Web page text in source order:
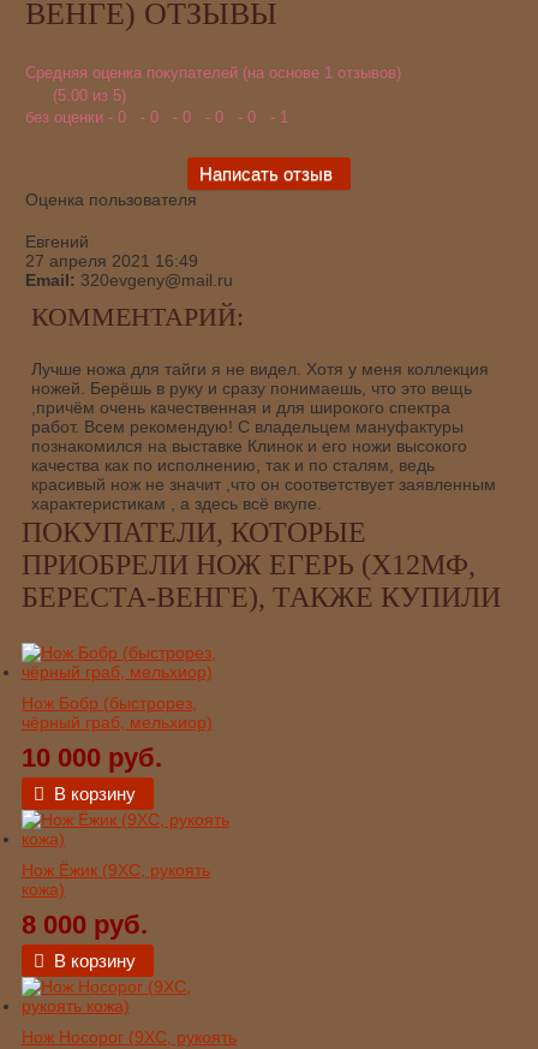
ВЕНГЕ) ОТЗЫВЫ
Средняя оценка покупателей (на основе 1 отзывов)
(5.00 из 5)
без оценки - 0 - 0 - 0 - 0 - 0 - 1
Оценка пользователя
Евгений
27 апреля 2021 16:49
Email: 320evgeny@mail.ru
КОММЕНТАРИЙ:
Лучше ножа для тайги я не видел. Хотя у меня коллекция
ножей. Берёшь в руку и сразу понимаешь, что это вещь
,причём очень качественная и для широкого спектра
работ. Всем рекомендую! С владельцем мануфактуры
познакомился на выставке Клинок и его ножи высокого
качества как по исполнению, так и по сталям, ведь
красивый нож не значит ,что он соответствует заявленным
характеристикам , а здесь всё вкупе.
ПОКУПАТЕЛИ, КОТОРЫЕ
ПРИОБРЕЛИ НОЖ ЕГЕРЬ (Х12МФ,
БЕРЕСТА-ВЕНГЕ), ТАКЖЕ КУПИЛИ
Нож Бобр (быстрорез,
чёрный граб, мельхиор)
10 000 руб.
В корзину
Нож Ёжик (9ХС, рукоять
кожа)
8 000 руб.
В корзину
Нож Носорог (9ХС, рукоять